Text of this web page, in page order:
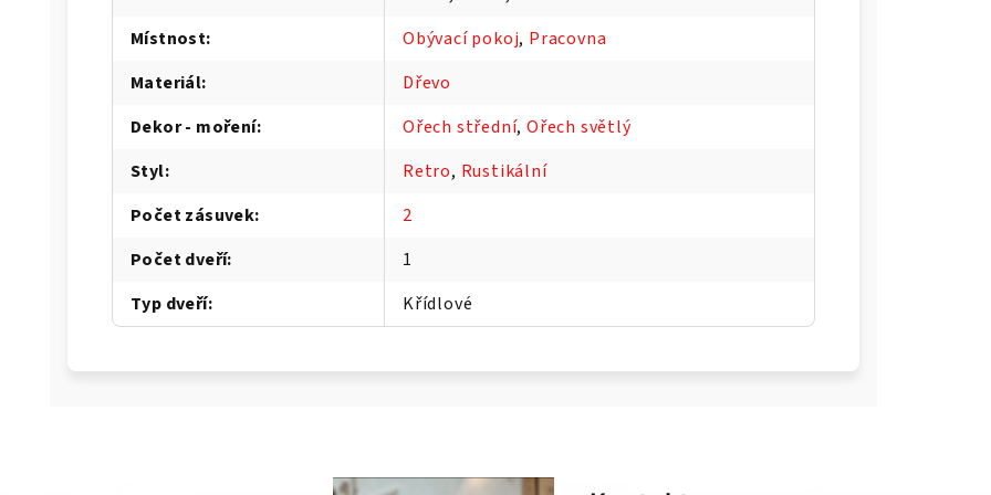
Místnost: Obývací pokoj, Pracovna
Materiál:
Dřevo
Dekor - moření: Ořech střední,Ořech světlý
Styl: Retro, Rustikální
Počet zásuvek:
2
Počet dveří:
1
Typ dveří: Křídlové